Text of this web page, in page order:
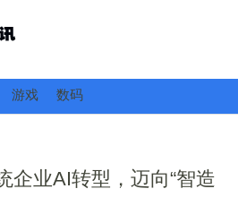
游戏 数码
企业AI转型，迈向“智造